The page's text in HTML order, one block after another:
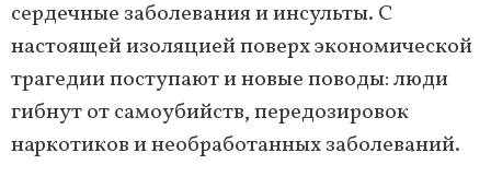
сердечные заболевания и инсульты. С
настоящей изоляцией поверх экономической
трагедии поступают и новые поводы: люди
гибнут от самоубийств, передозировок
наркотиков и необработанных заболеваний.